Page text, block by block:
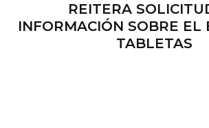
REITERA
INFORMACIÓN SOBRE EL
TABLETAS